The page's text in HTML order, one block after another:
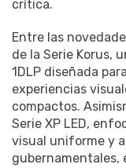
crítica.
Entre las
de la Serie Korus,
1DLP diseñada
experiencias
compactos.
Serie XP LED,
visual uniforme y